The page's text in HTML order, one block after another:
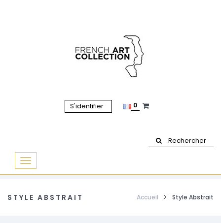
S'identifier 0
Rechercher
Basculer
la
STYLE ABSTRAIT Accueil Style Abstrait